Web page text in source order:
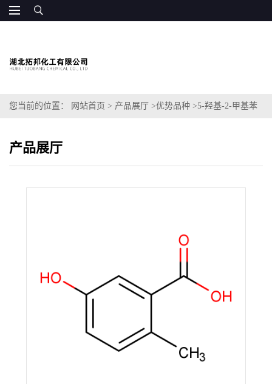
您当前的位置： 网站首页 > 产品展厅 >优势品种 >5-羟基-2-甲基苯
产品展厅